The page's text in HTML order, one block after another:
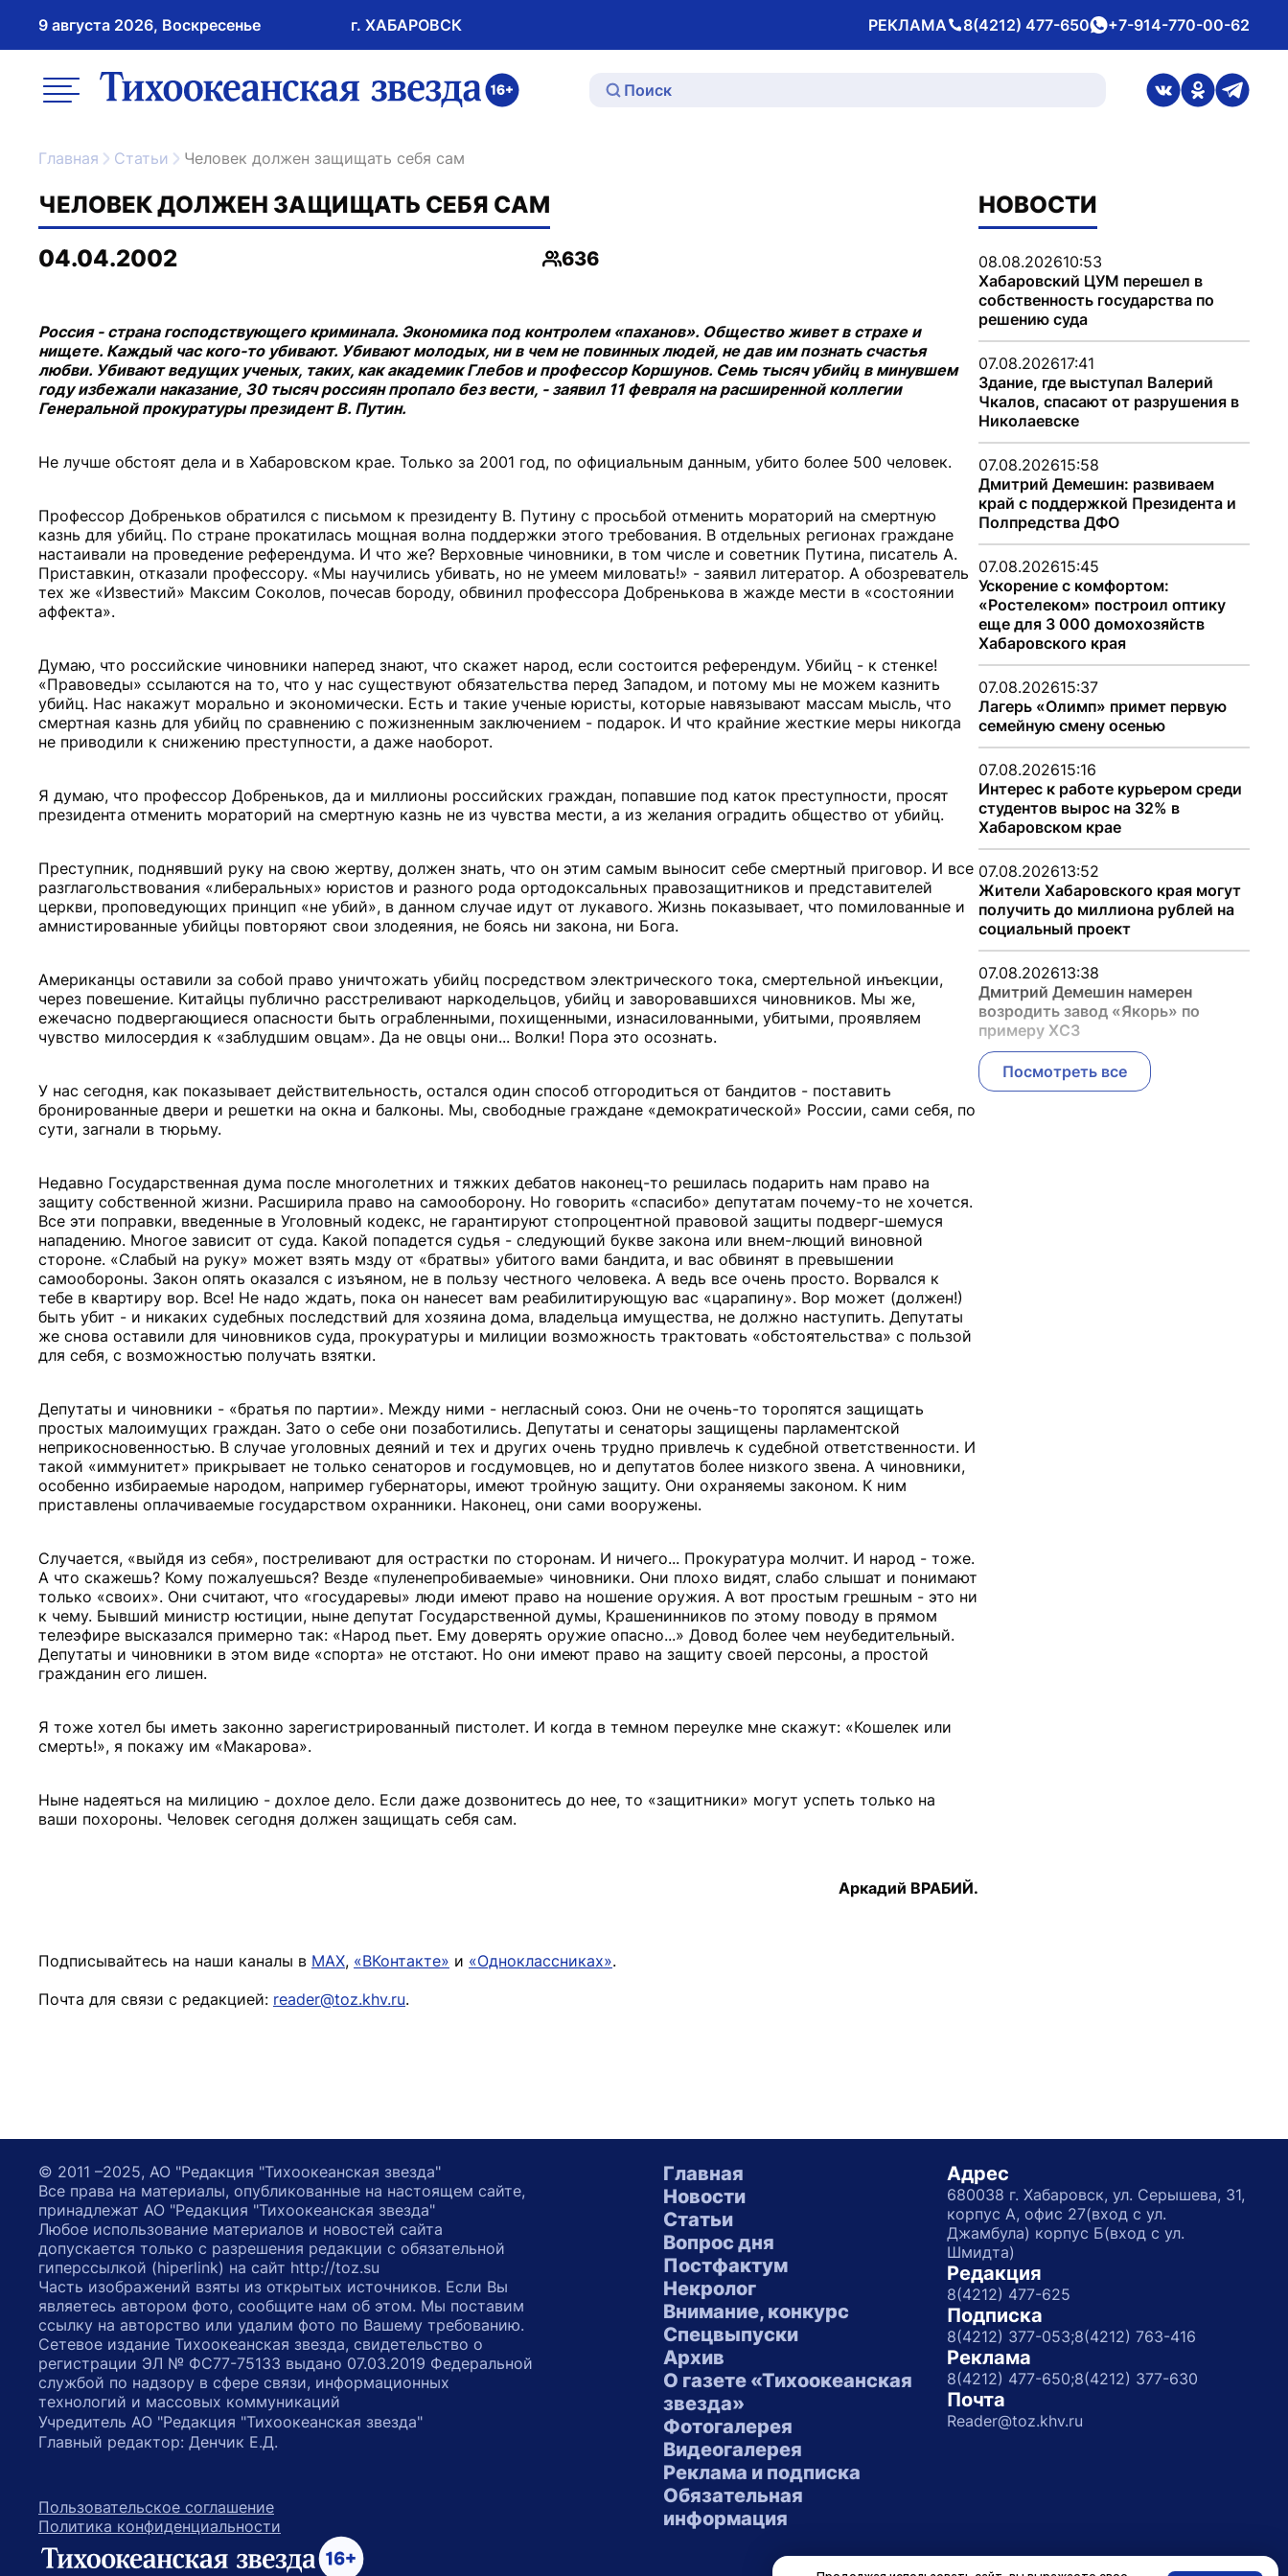
9 августа 2026, Воскресенье г. ХАБАРОВСК РЕКЛАМА
Телефон 8(4212) 477-650whatsApp
+7-914-770-00-62
меню ссылка на главную
ссылка на
ссылка на
Главная Статьи Человек должен защищать себя сам
ЧЕЛОВЕК ДОЛЖЕН ЗАЩИЩАТЬ СЕБЯ САМ
04.04.2002
Просмотры
636
Россия - страна господствующего криминала. Экономика под контролем «паханов». Общество живет в страхе и
нищете. Каждый час кого-то убивают. Убивают молодых, ни в чем не повинных людей, не дав им познать счастья
любви. Убивают ведущих ученых, таких, как академик Глебов и профессор Коршунов. Семь тысяч убийц в минувшем
году избежали наказание, 30 тысяч россиян пропало без вести, - заявил 11 февраля на расширенной коллегии
Генеральной прокуратуры президент В. Путин.
Не лучше обстоят дела и в Хабаровском крае. Только за 2001 год, по официальным данным, убито более 500 человек.
Профессор Добреньков обратился с письмом к президенту В. Путину с просьбой отменить мораторий на смертную
казнь для убийц. По стране прокатилась мощная волна поддержки этого требования. В отдельных регионах граждане
настаивали на проведение референдума. И что же? Верховные чиновники, в том числе и советник Путина, писатель А.
Приставкин, отказали профессору. «Мы научились убивать, но не умеем миловать!» - заявил литератор. А обозреватель
тех же «Известий» Максим Соколов, почесав бороду, обвинил профессора Добренькова в жажде мести в «состоянии
аффекта».
Думаю, что российские чиновники наперед знают, что скажет народ, если состоится референдум. Убийц - к стенке!
«Правоведы» ссылаются на то, что у нас существуют обязательства перед Западом, и потому мы не можем казнить
убийц. Нас накажут морально и экономически. Есть и такие ученые юристы, которые навязывают массам мысль, что
смертная казнь для убийц по сравнению с пожизненным заключением - подарок. И что крайние жесткие меры никогда
не приводили к снижению преступности, а даже наоборот.
Я думаю, что профессор Добреньков, да и миллионы российских граждан, попавшие под каток преступности, просят
президента отменить мораторий на смертную казнь не из чувства мести, а из желания оградить общество от убийц.
Преступник, поднявший руку на свою жертву, должен знать, что он этим самым выносит себе смертный приговор. И все
разглагольствования «либеральных» юристов и разного рода ортодоксальных правозащитников и представителей
церкви, проповедующих принцип «не убий», в данном случае идут от лукавого. Жизнь показывает, что помилованные и
амнистированные убийцы повторяют свои злодеяния, не боясь ни закона, ни Бога.
Американцы оставили за собой право уничтожать убийц посредством электрического тока, смертельной инъекции,
через повешение. Китайцы публично расстреливают наркодельцов, убийц и заворовавшихся чиновников. Мы же,
ежечасно подвергающиеся опасности быть ограбленными, похищенными, изнасилованными, убитыми, проявляем
чувство милосердия к «заблудшим овцам». Да не овцы они... Волки! Пора это осознать.
У нас сегодня, как показывает действительность, остался один способ отгородиться от бандитов - поставить
бронированные двери и решетки на окна и балконы. Мы, свободные граждане «демократической» России, сами себя, по
сути, загнали в тюрьму.
Недавно Государственная дума после многолетних и тяжких дебатов наконец-то решилась подарить нам право на
защиту собственной жизни. Расширила право на самооборону. Но говорить «спасибо» депутатам почему-то не хочется.
Все эти поправки, введенные в Уголовный кодекс, не гарантируют стопроцентной правовой защиты подверг-шемуся
нападению. Многое зависит от суда. Какой попадется судья - следующий букве закона или внем-лющий виновной
стороне. «Слабый на руку» может взять мзду от «братвы» убитого вами бандита, и вас обвинят в превышении
самообороны. Закон опять оказался с изъяном, не в пользу честного человека. А ведь все очень просто. Ворвался к
тебе в квартиру вор. Все! Не надо ждать, пока он нанесет вам реабилитирующую вас «царапину». Вор может (должен!)
быть убит - и никаких судебных последствий для хозяина дома, владельца имущества, не должно наступить. Депутаты
же снова оставили для чиновников суда, прокуратуры и милиции возможность трактовать «обстоятельства» с пользой
для себя, с возможностью получать взятки.
Депутаты и чиновники - «братья по партии». Между ними - негласный союз. Они не очень-то торопятся защищать
простых малоимущих граждан. Зато о себе они позаботились. Депутаты и сенаторы защищены парламентской
неприкосновенностью. В случае уголовных деяний и тех и других очень трудно привлечь к судебной ответственности. И
такой «иммунитет» прикрывает не только сенаторов и госдумовцев, но и депутатов более низкого звена. А чиновники,
особенно избираемые народом, например губернаторы, имеют тройную защиту. Они охраняемы законом. К ним
приставлены оплачиваемые государством охранники. Наконец, они сами вооружены.
Случается, «выйдя из себя», постреливают для острастки по сторонам. И ничего... Прокуратура молчит. И народ - тоже.
А что скажешь? Кому пожалуешься? Везде «пуленепробиваемые» чиновники. Они плохо видят, слабо слышат и понимают
только «своих». Они считают, что «государевы» люди имеют право на ношение оружия. А вот простым грешным - это ни
к чему. Бывший министр юстиции, ныне депутат Государственной думы, Крашенинников по этому поводу в прямом
телеэфире высказался примерно так: «Народ пьет. Ему доверять оружие опасно...» Довод более чем неубедительный.
Депутаты и чиновники в этом виде «спорта» не отстают. Но они имеют право на защиту своей персоны, а простой
гражданин его лишен.
Я тоже хотел бы иметь законно зарегистрированный пистолет. И когда в темном переулке мне скажут: «Кошелек или
смерть!», я покажу им «Макарова».
Ныне надеяться на милицию - дохлое дело. Если даже дозвонитесь до нее, то «защитники» могут успеть только на
ваши похороны. Человек сегодня должен защищать себя сам.
Аркадий ВРАБИЙ.
Подписывайтесь на наши каналы в MAX, «ВКонтакте» и «Одноклассниках».
Почта для связи с редакцией: reader@toz.khv.ru.
НОВОСТИ
08.08.202610:53
Хабаровский ЦУМ перешел в
собственность государства по
решению суда
07.08.202617:41
Здание, где выступал Валерий
Чкалов, спасают от разрушения в
Николаевске
07.08.202615:58
Дмитрий Демешин: развиваем
край с поддержкой Президента и
Полпредства ДФО
07.08.202615:45
Ускорение с комфортом:
«Ростелеком» построил оптику
еще для 3 000 домохозяйств
Хабаровского края
07.08.202615:37
Лагерь «Олимп» примет первую
семейную смену осенью
07.08.202615:16
Интерес к работе курьером среди
студентов вырос на 32% в
Хабаровском крае
07.08.202613:52
Жители Хабаровского края могут
получить до миллиона рублей на
социальный проект
07.08.202613:38
Дмитрий Демешин намерен
возродить завод «Якорь» по
примеру ХСЗ
Посмотреть все
Главная
Новости
Статьи
Вопрос дня
Постфактум
Некролог
Внимание, конкурс
Спецвыпуски
Архив
О газете «Тихоокеанская
звезда»
Фотогалерея
Видеогалерея
Реклама и подписка
Обязательная
информация
Адрес
680038 г. Хабаровск, ул. Серышева, 31,
корпус А, офис 27(вход с ул.
Джамбула) корпус Б(вход с ул.
Шмидта)
Редакция
8(4212) 477-625
Подписка
8(4212) 377-053;8(4212) 763-416
Реклама
8(4212) 477-650;8(4212) 377-630
Почта
Reader@toz.khv.ru
© 2011 –2025, АО "Редакция "Тихоокеанская звезда"
Все права на материалы, опубликованные на настоящем сайте,
принадлежат АО "Редакция "Тихоокеанская звезда"
Любое использование материалов и новостей сайта
допускается только с разрешения редакции с обязательной
гиперссылкой (hiperlink) на сайт http://toz.su
Часть изображений взяты из открытых источников. Если Вы
являетесь автором фото, сообщите нам об этом. Мы поставим
ссылку на авторство или удалим фото по Вашему требованию.
Сетевое издание Тихоокеанская звезда, свидетельство о
регистрации ЭЛ № ФС77-75133 выдано 07.03.2019 Федеральной
службой по надзору в сфере связи, информационных
технологий и массовых коммуникаций
Учредитель АО "Редакция "Тихоокеанская звезда"
Главный редактор: Денчик Е.Д.
Пользовательское соглашение
Политика конфиденциальности
ссылка на главную
возрастное ограничение 16+